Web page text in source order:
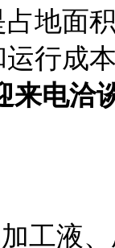
地面
行成
电洽
工液